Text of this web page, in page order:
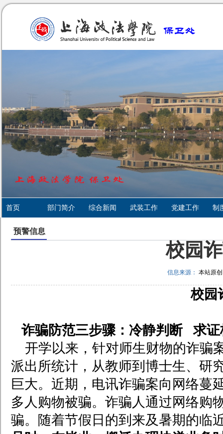
首页 部门简介 综合新闻 武装工作 党建工作 制
预警信息
校园
信息来源： 本站原
校园
诈骗防范三步骤：冷静判断 求
开学以来，针对师生财物的诈骗
派出所统计，从教师到博士生、研
巨大。近期，电讯诈骗案向网络蔓
多人购物被骗。诈骗人通过网络购
骗。随着节假日的到来及暑期的临